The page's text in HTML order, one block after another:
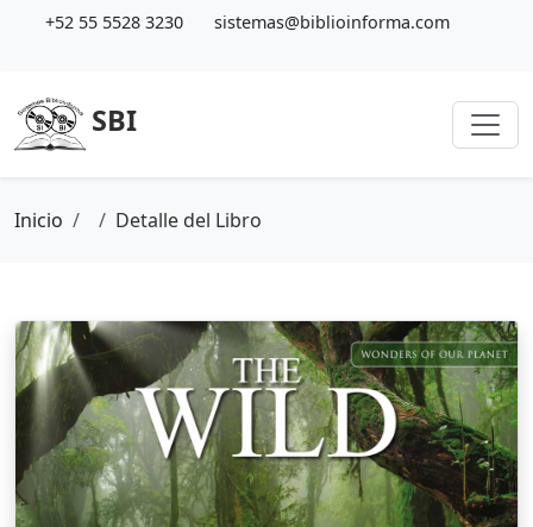
+52 55 5528 3230 sistemas@biblioinforma.com
SBI
Inicio Detalle del Libro